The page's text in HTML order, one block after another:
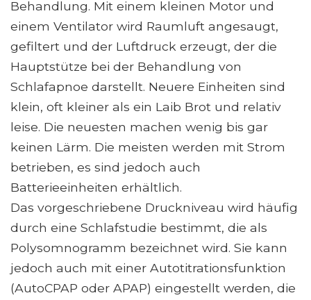
Behandlung. Mit einem kleinen Motor und
einem Ventilator wird Raumluft angesaugt,
gefiltert und der Luftdruck erzeugt, der die
Hauptstütze bei der Behandlung von
Schlafapnoe darstellt. Neuere Einheiten sind
klein, oft kleiner als ein Laib Brot und relativ
leise. Die neuesten machen wenig bis gar
keinen Lärm. Die meisten werden mit Strom
betrieben, es sind jedoch auch
Batterieeinheiten erhältlich.
Das vorgeschriebene Druckniveau wird häufig
durch eine Schlafstudie bestimmt, die als
Polysomnogramm bezeichnet wird. Sie kann
jedoch auch mit einer Autotitrationsfunktion
(AutoCPAP oder APAP) eingestellt werden, die